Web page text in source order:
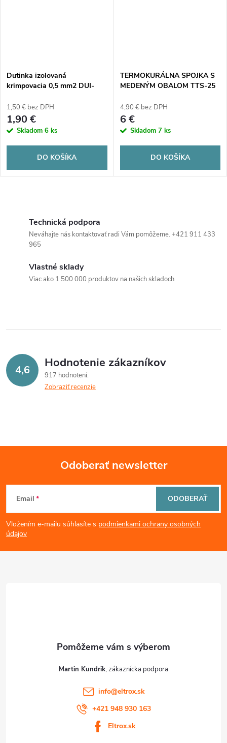
Dutinka izolovaná
krimpovacia 0,5 mm2 DUI-
1,50 € bez DPH
1,90 €
Skladom 6 ks
DO KOŠÍKA
TERMOKURÁLNA SPOJKA S
MEDENÝM OBALOM TTS-25
4,90 € bez DPH
6 €
Skladom 7 ks
DO KOŠÍKA
c
e
p
k
v
ý
p
i
Technická podpora
Neváhajte nás kontaktovať radi Vám pomôžeme. +421 911 433
965
Vlastné sklady
Viac ako 1 500 000 produktov na našich skladoch
4,6 Hodnotenie zákazníkov
917 hodnotení
Zobraziť recenzie
Z
á
p
Odoberať newsletter
Email
Vložením e-mailu súhlasíte s podmienkami ochrany osobných
údajov
ODOBERAŤ
Martin Kundrik
info@eltrox.sk
+421 948 930 163
Eltrox.sk